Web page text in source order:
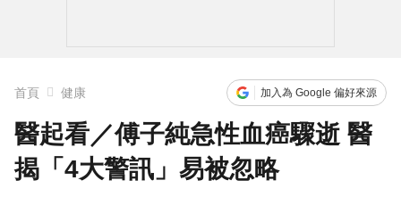
首頁 健康 加入為 Google 偏好來源
醫起看／傅子純急性血癌驟逝 醫
揭「4大警訊」易被忽略